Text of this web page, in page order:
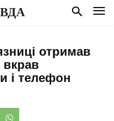
отримав
вкрав
і телефон